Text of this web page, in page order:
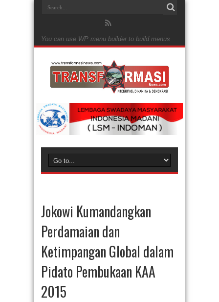
You can use WP menu builder to build menus
Jokowi Kumandangkan
Perdamaian dan
Ketimpangan Global dalam
Pidato Pembukaan KAA
2015